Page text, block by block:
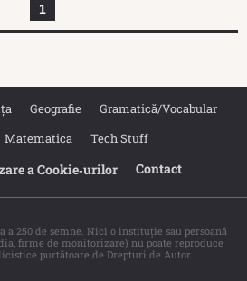
1
Geografie
Gramatică/Vocabular
Matematica Tech Stuff
a Cookie‐urilor Contact
a 250 de semne. Nici o instituţie sau persoană
firme de monitorizare) nu poate reproduce
purtătoare de Drepturi de Autor.